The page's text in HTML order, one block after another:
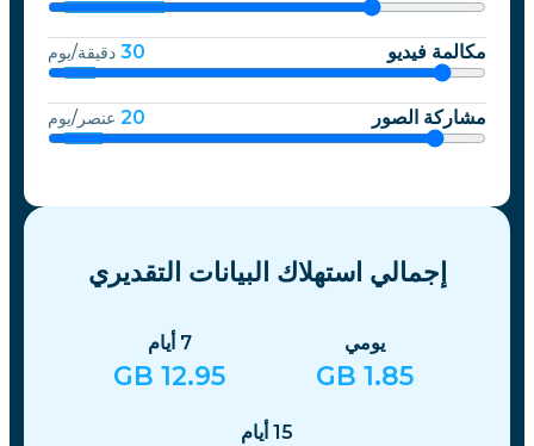
مكالمة فيديو 30 دقيقة/يوم
مشاركة الصور 20 عنصر/يوم
إجمالي استهلاك البيانات التقديري
يومي
1.85
7 أيام
12.95
15 أيام